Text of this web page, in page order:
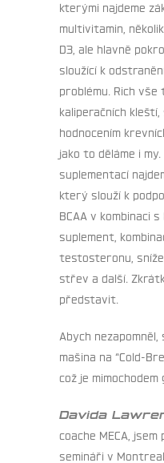
kterými najdeme
multivitamin,
D3, ale hlavně
sloužící k
problému. Rich
kaliperačních
hodnocením
jako to děláme i
suplementací
který slouží k
BCAA v kombinaci
suplement,
testosteronu,
střev a další.
představit.
Abych
mašina na “Cold-
což je mimochodem
Davida
coache MECA,
semináři v